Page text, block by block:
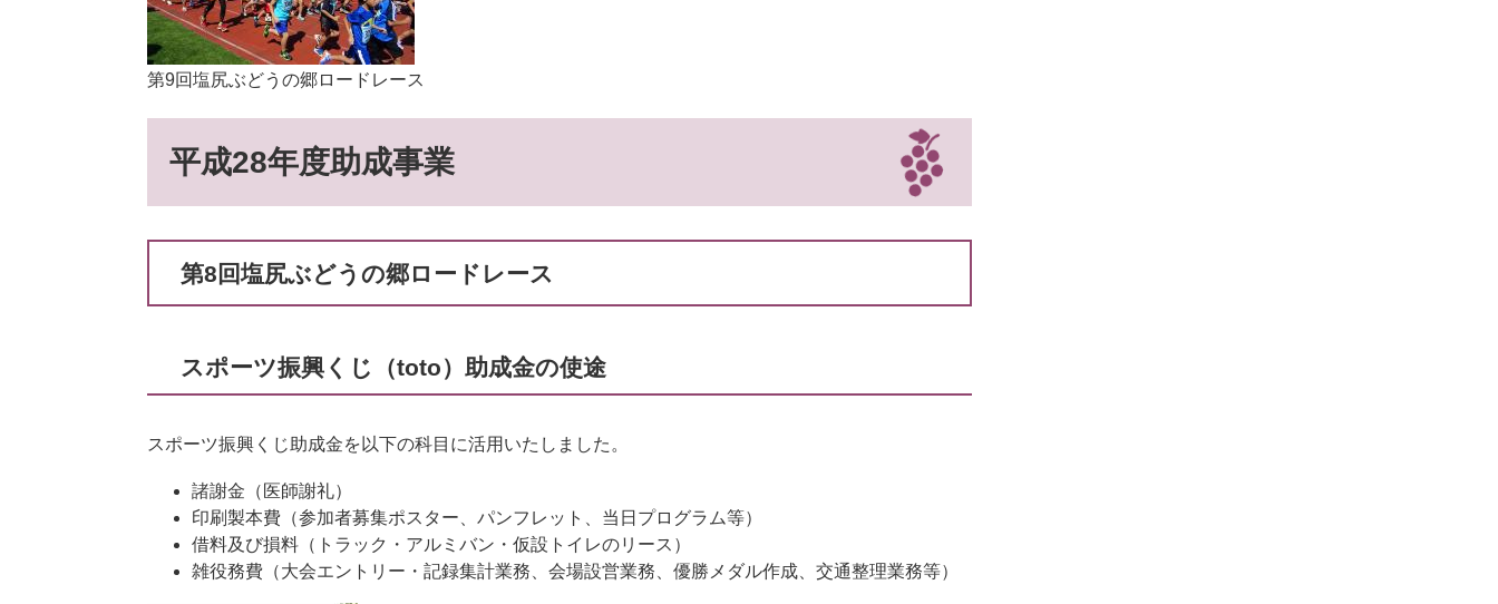
第9回塩尻ぶどうの郷ロードレース
平成28年度助成事業
第8回塩尻ぶどうの郷ロードレース
スポーツ振興くじ（toto）助成金の使途
スポーツ振興くじ助成金を以下の科目に活用いたしました。
諸謝金（医師謝礼）
印刷製本費（参加者募集ポスター、パンフレット、当日プログラム等）
借料及び損料（トラック・アルミバン・仮設トイレのリース）
雑役務費（大会エントリー・記録集計業務、会場設営業務、優勝メダル作成、交通整理業務等）